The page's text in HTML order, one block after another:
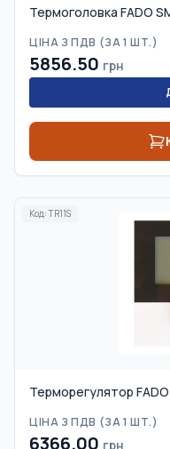
Термоголовка FADO
ЦІНА З ПДВ (ЗА 1 ШТ.)
5856.50 грн
Код:TR11S
Терморегулятор
ЦІНА З ПДВ (ЗА 1 ШТ.)
6366.00 грн